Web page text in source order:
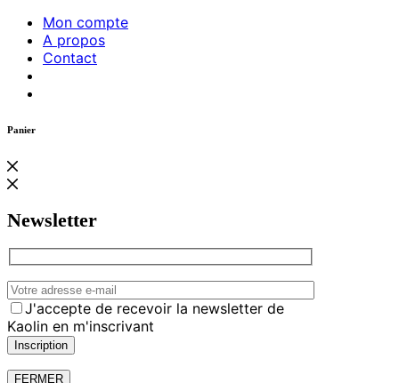
Mon compte
A propos
Contact
Panier
Newsletter
J'accepte de recevoir la newsletter de
Kaolin en m'inscrivant
FERMER